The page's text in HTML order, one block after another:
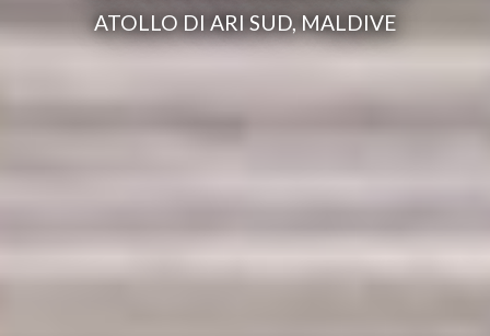
ATOLLO DI ARI SUD, MALDIVE